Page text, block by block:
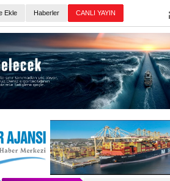
Ekle Haberler
Gemide